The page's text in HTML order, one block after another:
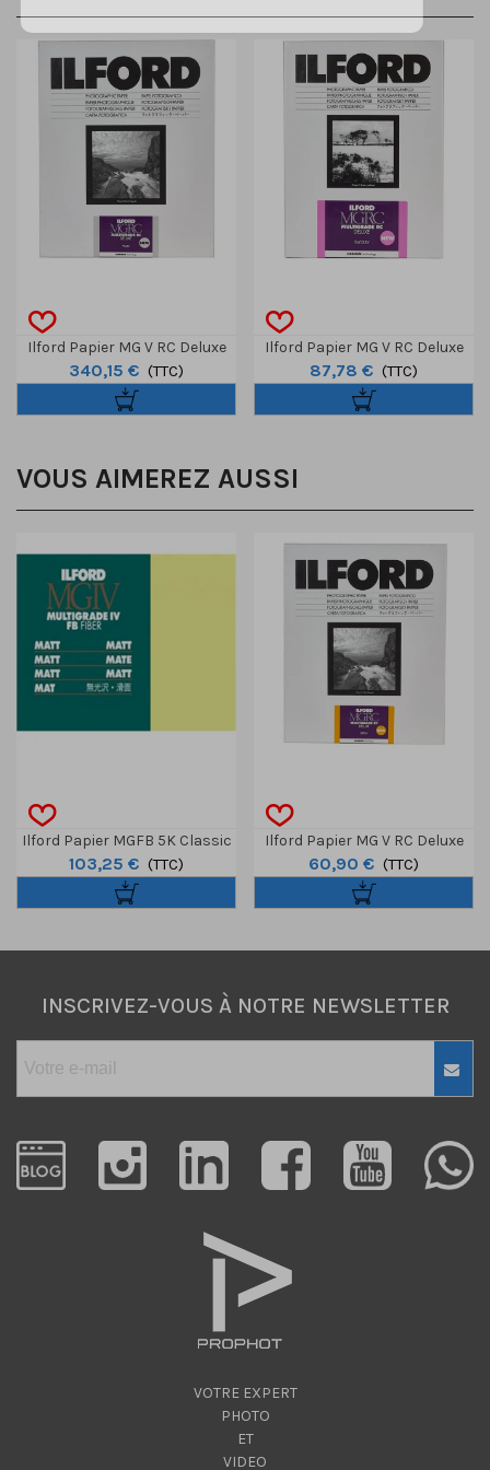
Ilford Papier MG V RC Deluxe
Perle 12,7 X 17,8 Cm 500
Feuilles
340,15 € (TTC)
Ilford Papier MG V RC Deluxe
Brillant 40,6 X 50,8 Cm 10
Feuilles
87,78 € (TTC)
VOUS AIMEREZ AUSSI
Ilford Papier MGFB 5K Classic
Mat Ton Neutre 12,7x17,8cm
100 F
103,25 € (TTC)
Ilford Papier MG V RC Deluxe
Satin 12,7 X 17,8 Cm 100 Feuilles
60,90 € (TTC)
INSCRIVEZ-VOUS À NOTRE NEWSLETTER
VOTRE EXPERT
PHOTO
ET
VIDEO